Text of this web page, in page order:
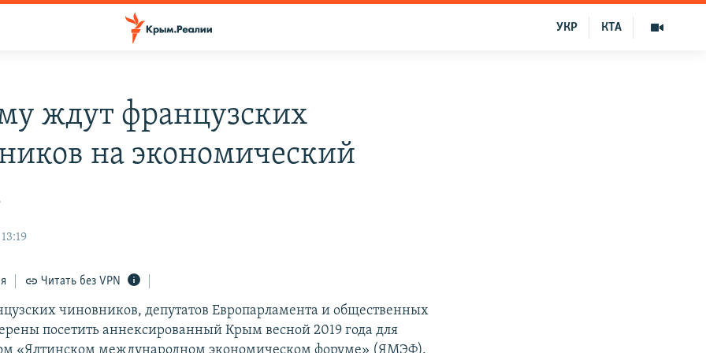
КТА
УКР
ждут французских
на экономический
Читать без VPN
чиновников, депутатов Европарламента и общественных
посетить аннексированный Крым весной 2019 года для